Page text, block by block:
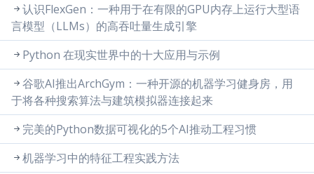
认识FlexGen：一种用于在有限的GPU内存上运行大型语
言模型（LLMs）的高吞吐量生成引擎
Python 在现实世界中的十大应用与示例
谷歌AI推出ArchGym：一种开源的机器学习健身房，用
于将各种搜索算法与建筑模拟器连接起来
完美的Python数据可视化的5个AI推动工程习惯
机器学习中的特征工程实践方法